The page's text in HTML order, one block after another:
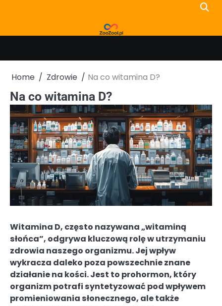
Home Zdrowie Na co witamina D?
Na co witamina D?
Witamina D, często nazywana „witaminą
słońca”, odgrywa kluczową rolę w utrzymaniu
zdrowia naszego organizmu. Jej wpływ
wykracza daleko poza powszechnie znane
działanie na kości. Jest to prohormon, który
organizm potrafi syntetyzować pod wpływem
promieniowania słonecznego, ale także